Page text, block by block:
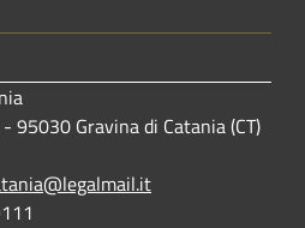
95030 Gravina di Catania (CT)